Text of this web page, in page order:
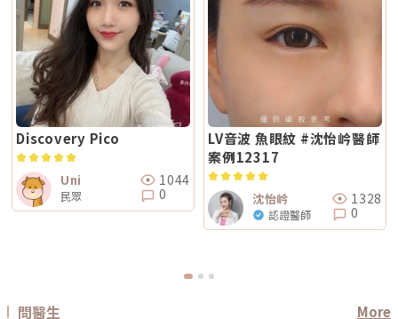
多少？Reepot 的價格會依照治療部位、所需的能量深度、是否搭配其他療
程以及整體規劃次數而有所差異。一般費用多落在一萬至三萬多元之間，但
實際金額仍需依個人斑點狀況與療程組合評估後才能確認。建議先安排諮
詢，由專業醫療人員確認膚況後提供最適合的治療方案與費用。Q7：
Reepot 術後的人工皮需要貼多久？Reepot 治療後會在局部覆蓋人工皮，
主要是保護剛治療的肌膚並協助屏障修復。人工皮不建議自行撕除，多數人
會在約兩週左右回診時，由醫療人員視膚況協助取下。人工皮脫落後，治療
部位的色素也會在這段期間逐漸代謝、變淡。斑點帶來的影響，往往不只是
外觀變化，更讓人感到氣色黯淡、不如以往。隨著醫美技術不斷推陳出新，
Reepot AI 時光雷射為色素治療帶來更精準、可控的方式，讓除斑不再停留
在效果難預測的時代。期望這篇文章能幫助你清楚掌握除斑方向與選擇，在
規劃療程時，也建議由專業醫師根據膚況量身評估，找到最適合、安全的改
善方式。★溫馨提醒★小編要提醒大家，醫療並非單純的商業交易，所有的
療程都伴隨著風險。因此，作為消費者應該謹慎選擇合適的醫療方案，以確
保安全與健康。
錢」，也要問清楚：使用什麼儀器？施作哪些部位？大約發數或治療範圍怎
麼規劃？為什麼我的狀況適合這個療程？第三，確認儀器來源、探頭耗材與
施作人員電波音波屬於能量型醫美療程，安全性和儀器來源、探頭耗材、操
作經驗都有關。建議選擇前可以確認是否為合法原廠認證儀器、是否使用原
廠探頭或合規耗材，以及是否由合格專業醫療人員評估與操作。另外，醫師
的臉部解剖概念與美感判斷也很重要。因為電波音波不是「能量越強越
好」，而是要看你的皮膚厚度、脂肪量、鬆弛程度、臉型比例去調整。過度
治療不一定更漂亮，反而可能不自然或效果不如預期。第四，效果需要時
間，不要用術後當天判斷成敗電波和音波都是透過熱能刺激膠原蛋白反應，
不是做完當天就完成全部效果。部分人術後會先感覺皮膚變緊、輪廓比較
順，但真正的膠原蛋白新生與重組，通常需要數週到數月慢慢發生。所以做
完後不要急著用第一天的樣子判斷有沒有用，也不要因為短期內沒有巨大變
化就立刻否定療程。非侵入式拉提的特色通常是漸進、自然，而不是突然大
幅改變。第五，不要期待一次療程解決所有老化問題臉部老化不是只有皮膚
鬆而已，還可能包含膠原蛋白流失、脂肪位移、骨架支撐變弱、皮膚厚度改
變等不同層次的問題。電波可以改善皮膚緊緻度與膚質，音波可以幫助輪廓
拉提與深層支撐，但它們不一定能取代針劑、填充、雷射、手術或其他療
程。比較正確的觀念是：電波音波不是萬能療程，而是抗老規劃中的一部
感。不過疼痛感會受到能量設定、施作部位、個人耐受度、儀器種類影響，
可能會有短暫泛紅、腫脹、痠感或觸痛，通常會逐漸緩解。實際狀況仍需依
問題不是明顯鬆弛，而是「皮膚看起來粗」、「毛孔明顯」、「妝感不服
貼」或整體氣色較疲累，無雙電波的複合式能量設計相對較符合這類需求。
除了緊緻效果外，也常被用於膚質細緻與整體質感提升，因此常被市場定位
為入門型抗老或精緻型電波療程。3. 自然度兩者都屬於非侵入式療程，因此
通常不會像手術或填充療程一樣產生立即的結構性改變，效果多半呈現為漸
進式、自然型。常見的效果訴求差異在於：鳳凰電波多偏向輪廓線條與緊緻
感的提升；無雙電波則較偏向整體膚質細緻、緊實與光澤感的改善。哪一種
比較痛？無雙電波真的比較不痛嗎？疼痛感是很多人選療程時最在意的問
題。以療程設計來看，鳳凰電波因為以單極射頻為主，能量感通常會比較明
顯。部分人會形容為熱、刺、酸、脹，尤其在骨感較明顯或皮膚較薄的位
置，感受可能更強。無雙電波則因為設計上有SAC智能冷卻系統與RIC即時
阻抗偵測補償系統等設計，因此為舒適度較高的電波療程。但這裡要講清
楚：不痛不代表完全沒感覺，舒適也不代表每個人都一樣。疼痛感會受到很
多因素影響，包括： 個人耐痛程度 施作部位 能量設定 是否敷麻 醫師手法
皮膚厚薄與骨感程度 當天身體狀態所以比較精準的說法是：無雙電波通常
被定位為舒適度較佳；鳳凰電波能量感通常較明顯。但實際感受仍需依個人
狀況而定。常見迷思一：鳳凰電波一定比無雙電波強嗎？不一定。「強」要
看你指的是哪一種強。如果說的是深層拉提、輪廓緊緻，鳳凰電波確實是經
典代表。但如果是膚質、細緻度、毛孔與整體保養感，無雙電波可能更符合
程，不是找「最紅的」，而是找「最符合目前需求的」。常見迷思二：電波
做完會立刻小臉嗎？很多人期待電波做完臉馬上小一圈，但這個期待需要調
刺激皮膚組織緊緻與膠原重塑，因此效果通常是逐步變化。有些人做完會覺
Discovery Pico
Uni
民眾
1044
0
LV音波 魚眼紋 #沈怡岒醫師
案例12317
沈怡岒
認證醫師
1328
0
問醫生 More